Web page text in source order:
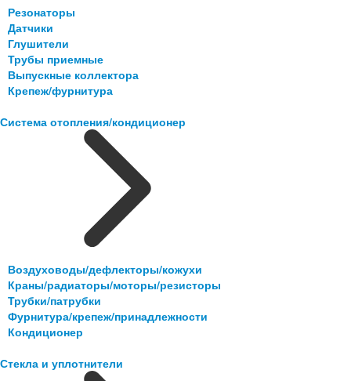
Резонаторы
Датчики
Глушители
Трубы приемные
Выпускные коллектора
Крепеж/фурнитура
Система отопления/кондиционер
Воздуховоды/дефлекторы/кожухи
Краны/радиаторы/моторы/резисторы
Трубки/патрубки
Фурнитура/крепеж/принадлежности
Кондиционер
Стекла и уплотнители